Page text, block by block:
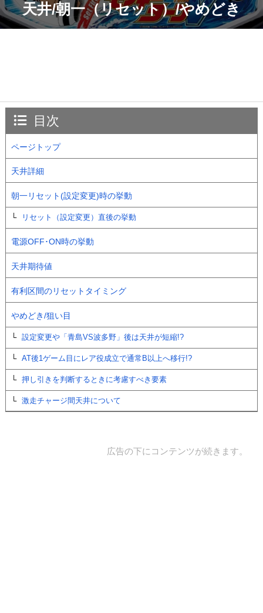
天井/朝一（リセット）/やめどき
目次
ページトップ
天井詳細
朝一リセット(設定変更)時の挙動
リセット（設定変更）直後の挙動
電源OFF･ON時の挙動
天井期待値
有利区間のリセットタイミング
やめどき/狙い目
設定変更や「青島VS波多野」後は天井が短縮!?
AT後1ゲーム目にレア役成立で通常B以上へ移行!?
押し引きを判断するときに考慮すべき要素
激走チャージ間天井について
広告の下にコンテンツが続きます。